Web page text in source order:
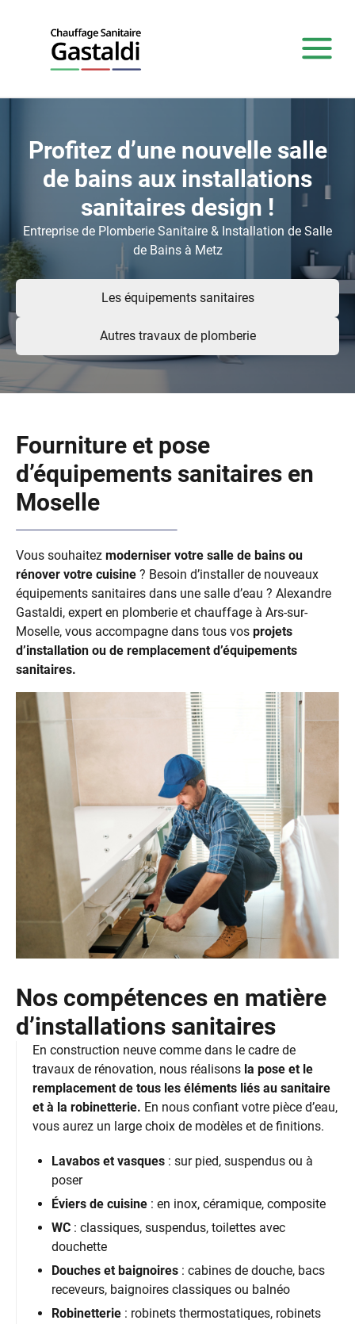
Entreprise de Plomberie Sanitaire & Installation de Salle
de Bains à Metz
Profitez d’une nouvelle salle
de bains aux installations
sanitaires design !
Les équipements sanitaires
Autres travaux de plomberie
Fourniture et pose
d’équipements sanitaires en
Moselle
Vous souhaitez moderniser votre salle de bains ou
rénover votre cuisine ? Besoin d’installer de nouveaux
équipements sanitaires dans une salle d’eau ? Alexandre
Gastaldi, expert en plomberie et chauffage à Ars-sur-
Moselle, vous accompagne dans tous vos projets
d’installation ou de remplacement d’équipements
sanitaires.
Nos compétences en matière
d’installations sanitaires
En construction neuve comme dans le cadre de
travaux de rénovation, nous réalisons la pose et le
remplacement de tous les éléments liés au sanitaire
et à la robinetterie. En nous confiant votre pièce d’eau,
vous aurez un large choix de modèles et de finitions.
Lavabos et vasques : sur pied, suspendus ou à
poser
Éviers de cuisine : en inox, céramique, composite
WC : classiques, suspendus, toilettes avec
douchette
Douches et baignoires : cabines de douche, bacs
receveurs, baignoires classiques ou balnéo
Robinetterie : robinets thermostatiques, robinets